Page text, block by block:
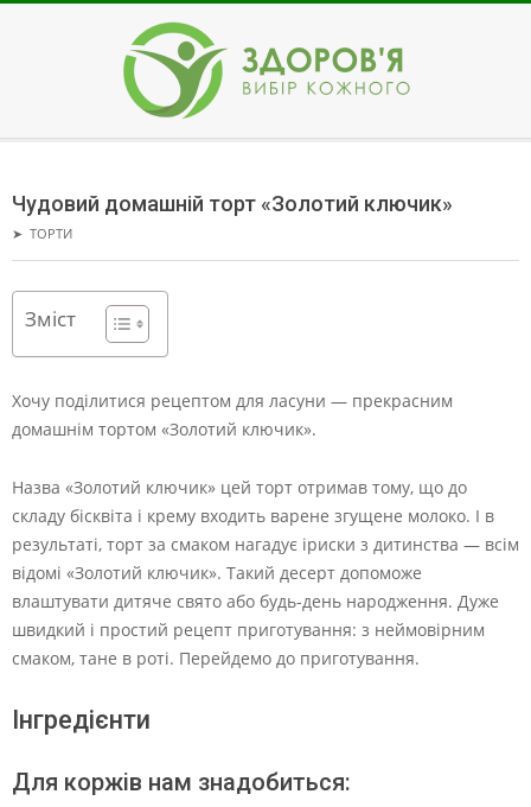
ЗДОРОВ'Я
Menu
Чудовий домашній торт «Золотий ключик»
➤ ТОРТИ
Зміст
Хочу поділитися рецептом для ласуни — прекрасним
домашнім тортом «Золотий ключик».
Назва «Золотий ключик» цей торт отримав тому, що до
складу бісквіта і крему входить варене згущене молоко. І в
результаті, торт за смаком нагадує іриски з дитинства — всім
відомі «Золотий ключик». Такий десерт допоможе
влаштувати дитяче свято або будь-день народження. Дуже
швидкий і простий рецепт приготування: з неймовірним
смаком, тане в роті. Перейдемо до приготування.
Інгредієнти
Для коржів нам знадобиться: